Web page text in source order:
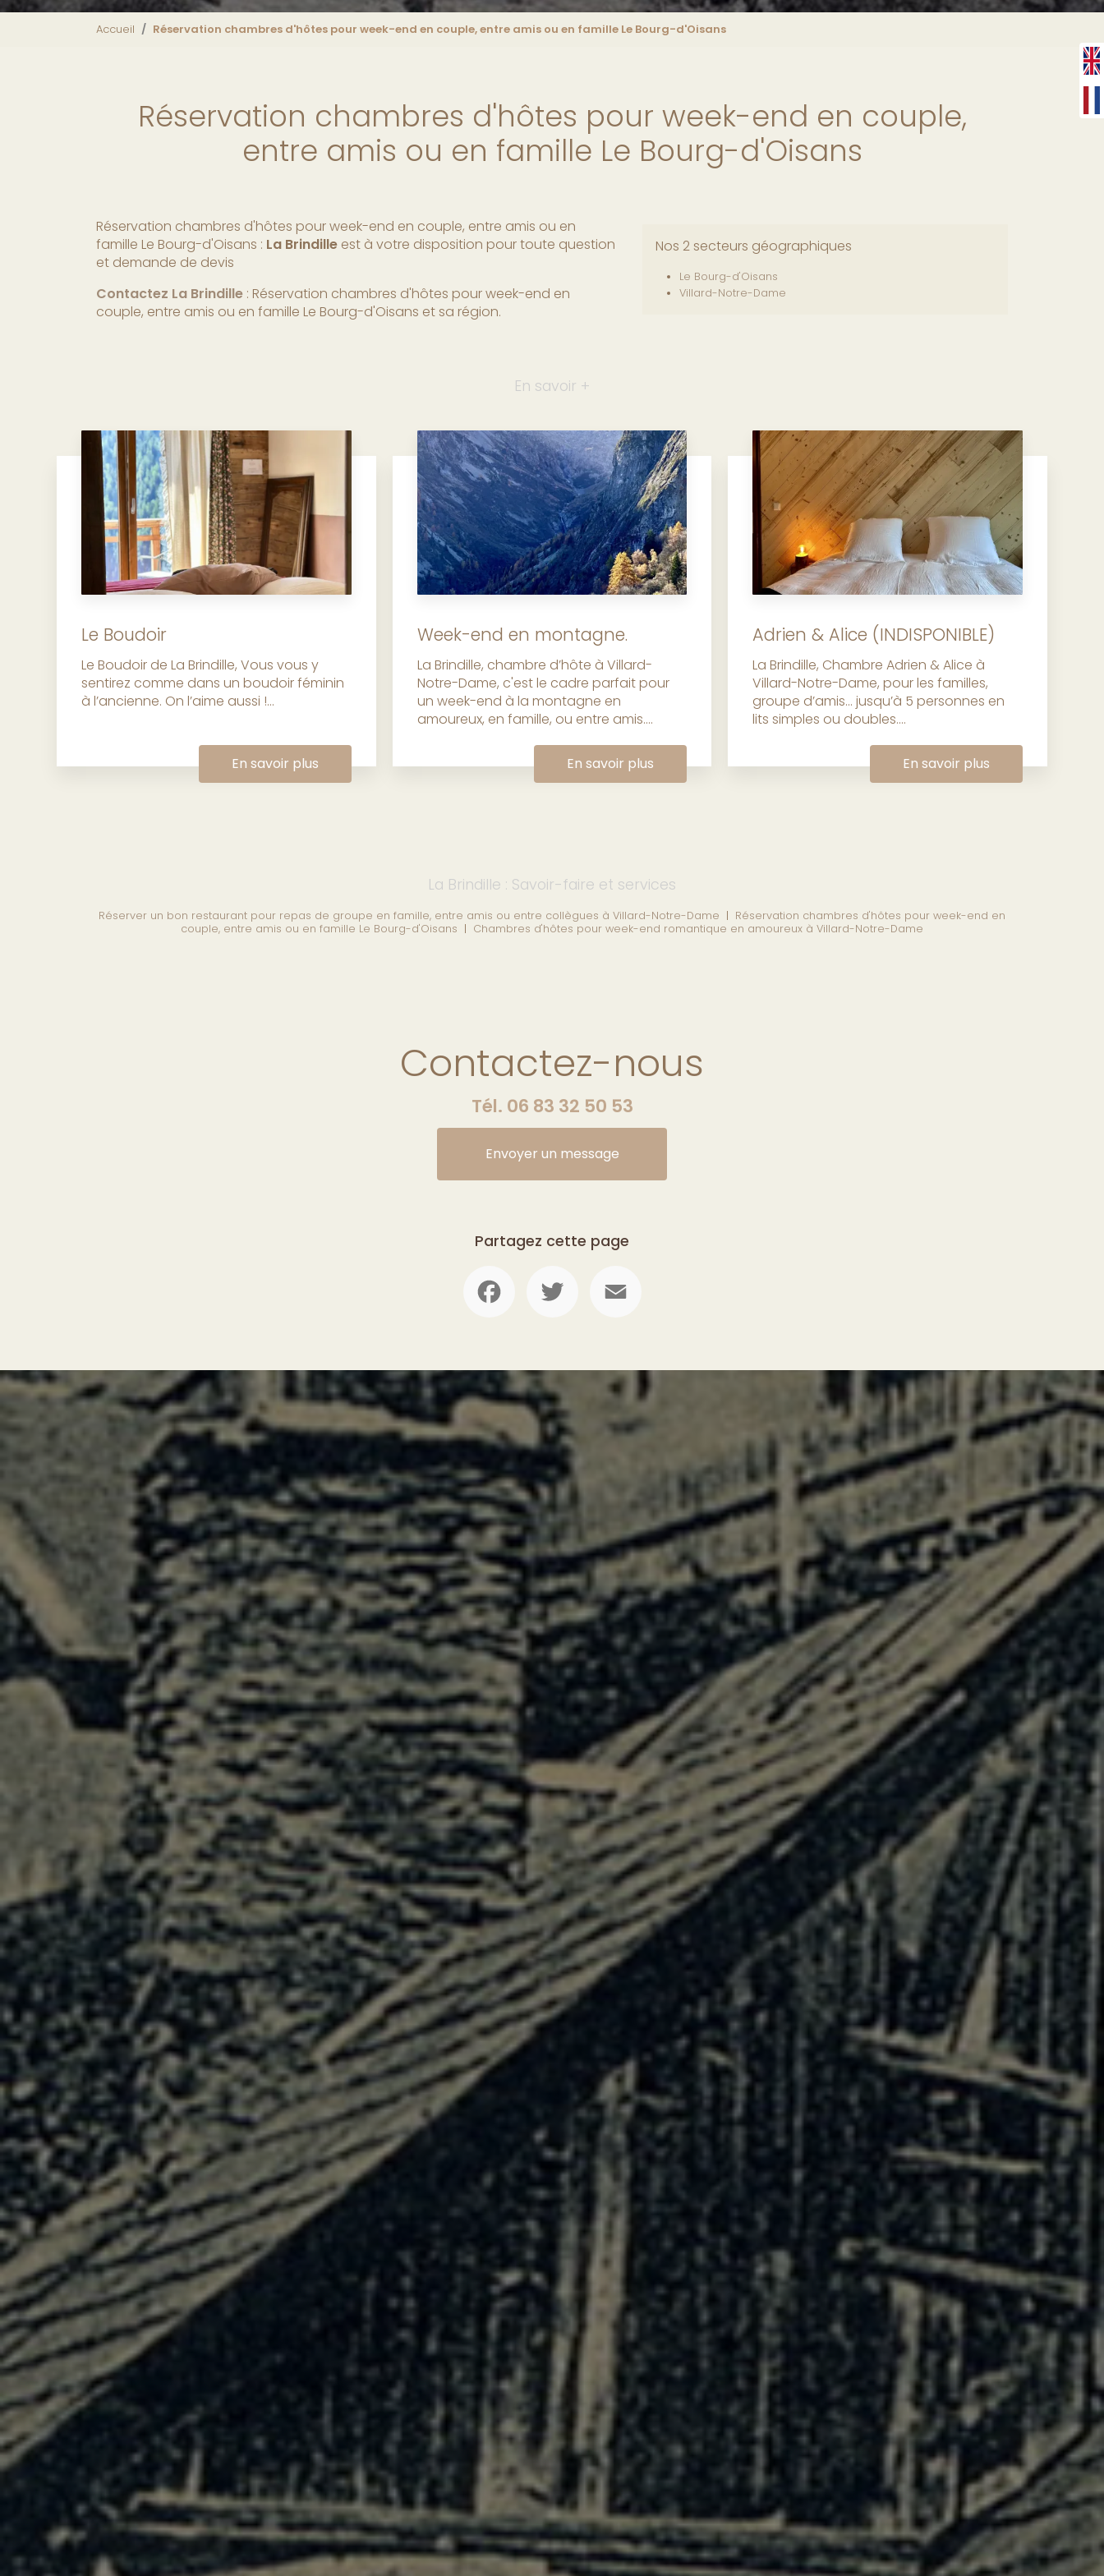
Accueil Réservation chambres d'hôtes pour week-end en couple, entre amis ou en famille Le Bourg-d'Oisans
Réservation chambres d'hôtes pour week-end en couple,
entre amis ou en famille Le Bourg-d'Oisans
Réservation chambres d'hôtes pour week-end en couple, entre amis ou en
famille Le Bourg-d'Oisans : La Brindille est à votre disposition pour toute question
et demande de devis
Contactez La Brindille : Réservation chambres d'hôtes pour week-end en
couple, entre amis ou en famille Le Bourg-d'Oisans et sa région.
Nos 2 secteurs géographiques
Le Bourg-d'Oisans
Villard-Notre-Dame
En savoir +
Le Boudoir
Le Boudoir de La Brindille, Vous vous y
sentirez comme dans un boudoir féminin
à l’ancienne. On l’aime aussi !...
En savoir plus
Week-end en montagne.
La Brindille, chambre d’hôte à Villard-
Notre-Dame, c'est le cadre parfait pour
un week-end à la montagne en
amoureux, en famille, ou entre amis....
En savoir plus
Adrien & Alice (INDISPONIBLE)
La Brindille, Chambre Adrien & Alice à
Villard-Notre-Dame, pour les familles,
groupe d’amis... jusqu’à 5 personnes en
lits simples ou doubles....
En savoir plus
La Brindille : Savoir-faire et services
Réserver un bon restaurant pour repas de groupe en famille, entre amis ou entre collègues à Villard-Notre-Dame | Réservation chambres d'hôtes pour week-end en
couple, entre amis ou en famille Le Bourg-d'Oisans | Chambres d'hôtes pour week-end romantique en amoureux à Villard-Notre-Dame
Contactez-nous
Tél. 06 83 32 50 53
Envoyer un message
Partagez cette page